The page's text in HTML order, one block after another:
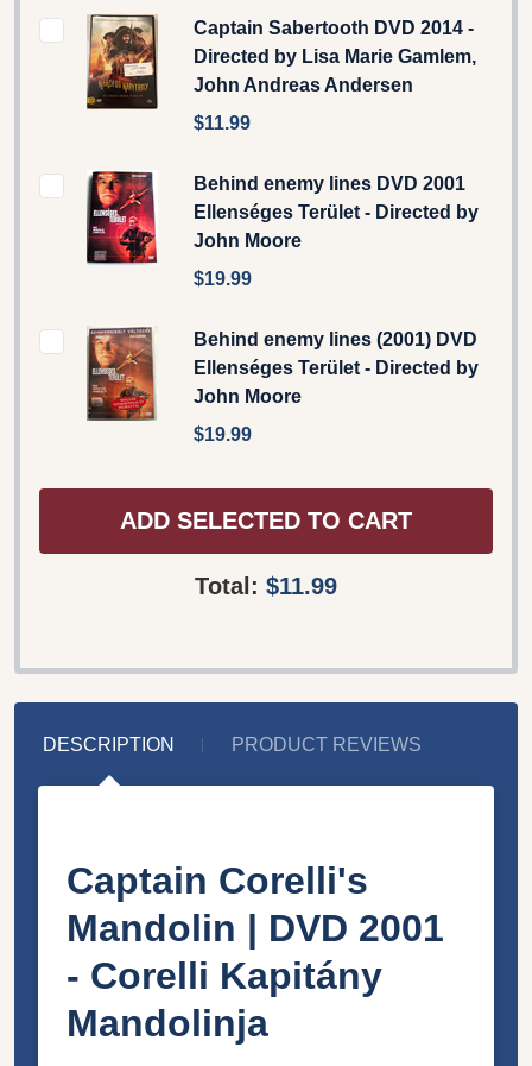
Captain Sabertooth DVD 2014 -
Directed by Lisa Marie Gamlem,
John Andreas Andersen
$11.99
Behind enemy lines DVD 2001
Ellenséges Terület - Directed by
John Moore
$19.99
Behind enemy lines (2001) DVD
Ellenséges Terület - Directed by
John Moore
$19.99
ADD SELECTED TO CART
Total: $11.99
DESCRIPTION PRODUCT REVIEWS
Captain Corelli's
Mandolin | DVD 2001
- Corelli Kapitány
Mandolinja